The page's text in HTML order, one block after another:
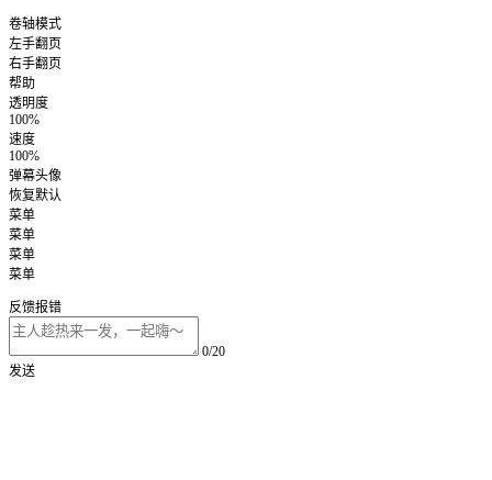
卷轴模式
左手翻页
右手翻页
帮助
透明度
100%
速度
100%
弹幕头像
恢复默认
菜单
菜单
菜单
菜单
反馈报错
0/20
发送